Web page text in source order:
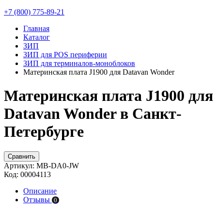
+7 (800) 775-89-21
Главная
Каталог
ЗИП
ЗИП для POS периферии
ЗИП для терминалов-моноблоков
Материнская плата J1900 для Datavan Wonder
Материнская плата J1900 для
Datavan Wonder в Санкт-
Петербурге
Сравнить
Артикул: MB-DA0-JW
Код: 00004113
Описание
Отзывы 0